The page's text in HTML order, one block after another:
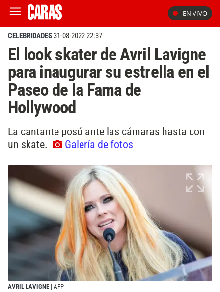
EN VIVO
CELEBRIDADES31-08-2022 22:37
El look skater de Avril Lavigne
para inaugurar su estrella en el
Paseo de la Fama de
Hollywood
La cantante posó ante las cámaras hasta con
un skate.
Galería de fotos
AVRIL LAVIGNE | AFP